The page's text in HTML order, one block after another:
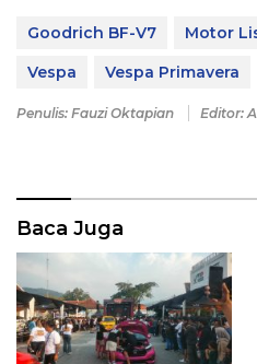
Goodrich BF-V7 Motor
Vespa
Vespa Primavera
Penulis: Fauzi Oktapian Editor:
Baca Juga